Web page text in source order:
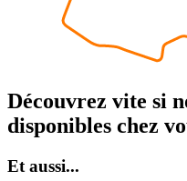
Découvrez vite si
disponibles chez
Et aussi...